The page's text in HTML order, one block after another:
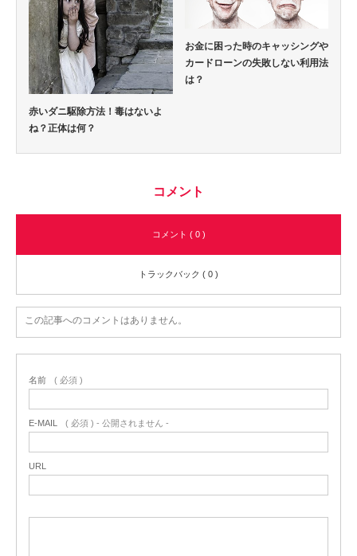
赤いダニ駆除方法！毒はないよ
ね？正体は何？
お金に困った時のキャッシングや
カードローンの失敗しない利用法
は？
コメント
コメント ( 0 )
トラックバック ( 0 )
この記事へのコメントはありません。
名前 ( 必須 )
E-MAIL ( 必須 ) - 公開されません -
URL